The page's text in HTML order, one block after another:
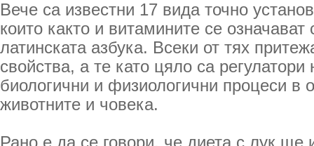
Вече са известни 17 вида точно
които както и витамините се означават
латинската азбука. Всеки от тях
свойства, а те като цяло са
биологични и физиологични процеси в
животните и човека.